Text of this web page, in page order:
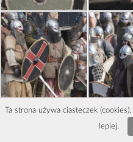
Ta strona używa ciasteczek
lepiej.